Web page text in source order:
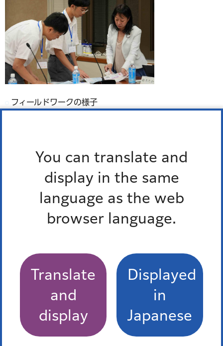
You can translate and
display in the same
language as the web
browser language.
Translate
and
display
Displayed
in
Japanese
フィールドワークの様子